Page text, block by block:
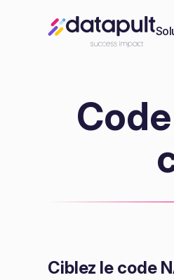
Ciblez le code